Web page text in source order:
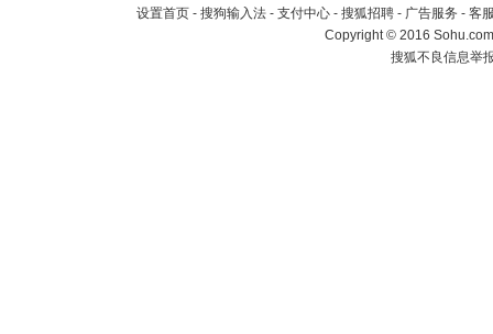
设置首页 - 搜狗输入法 - 支付中心 - 搜狐招聘 - 广告服务 - 客
Copyright©2016
搜狐不良信息举